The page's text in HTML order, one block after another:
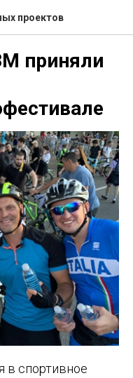
проектов
приняли
в спортивное